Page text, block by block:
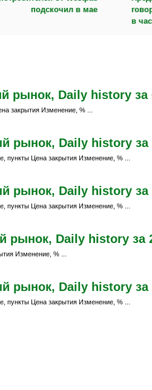
подскочил в мае
в
рынок, Daily history за
закрытия Изменение, % ...
рынок, Daily history за
пункты Цена закрытия Изменение, % ...
рынок, Daily history за
пункты Цена закрытия Изменение, % ...
рынок, Daily history за
Изменение, % ...
рынок, Daily history за
пункты Цена закрытия Изменение, % ...